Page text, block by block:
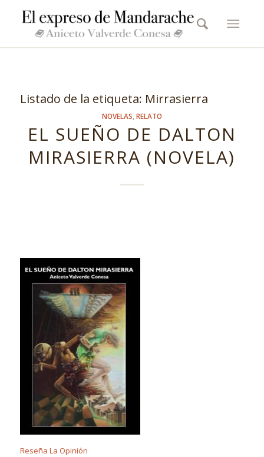
Listado de la etiqueta: Mirrasierra
NOVELAS RELATO
EL SUEÑO DE DALTON
MIRASIERRA (NOVELA)
Reseña La Opinión